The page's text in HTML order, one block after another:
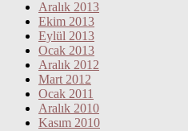
Aralık 2013
Ekim 2013
Eylül 2013
Ocak 2013
Aralık 2012
Mart 2012
Ocak 2011
Aralık 2010
Kasım 2010